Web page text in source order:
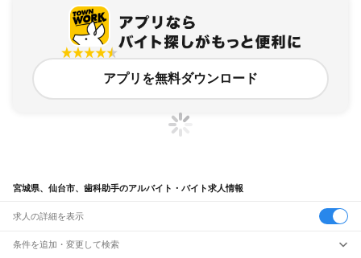
アプリを無料ダウンロード
宮城県、仙台市、歯科助手のアルバイト・バイト求人情報
求人の詳細を表示
条件を追加・変更して検索